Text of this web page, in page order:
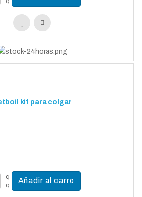
kit para colgar